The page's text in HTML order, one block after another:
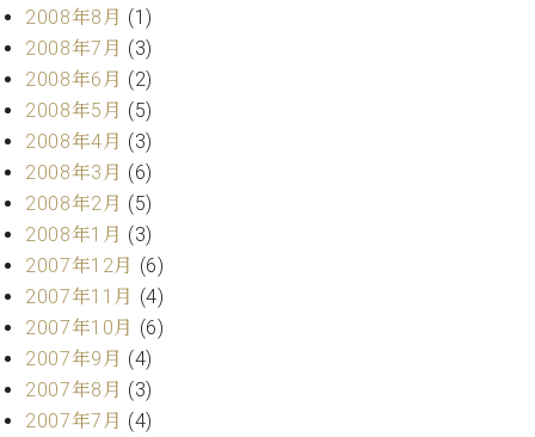
2008年8月 (1)
2008年7月 (3)
2008年6月 (2)
2008年5月 (5)
2008年4月 (3)
2008年3月 (6)
2008年2月 (5)
2008年1月 (3)
2007年12月 (6)
2007年11月 (4)
2007年10月 (6)
2007年9月 (4)
2007年8月 (3)
2007年7月 (4)